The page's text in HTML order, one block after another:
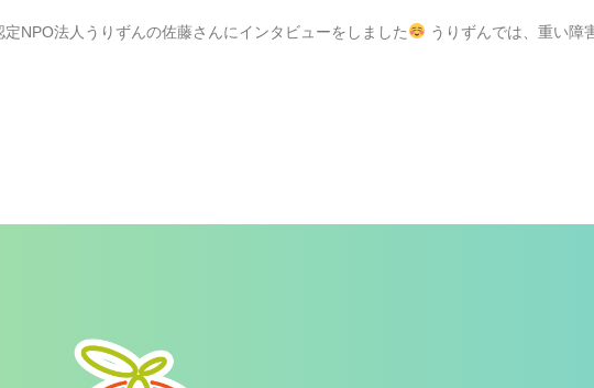
NPO法人うりずんの佐藤さんにインタビューをしました うりずんでは、重い障